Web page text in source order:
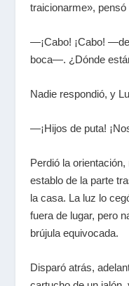
traicionarme»,
—¡Cabo! ¡Cabo!
boca—. ¿Dónde
Nadie respondió, y
—¡Hijos de puta!
Perdió la
establo de la parte
la casa. La luz lo
fuera de lugar, pero
brújula equivocada.
Disparó atrás,